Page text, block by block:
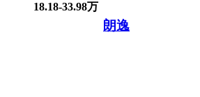
18.18-33.98万
朗逸